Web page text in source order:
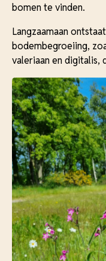
bomen te vinden.
Langzaamaan
bodembegroeiing,
valeriaan en digitalis,